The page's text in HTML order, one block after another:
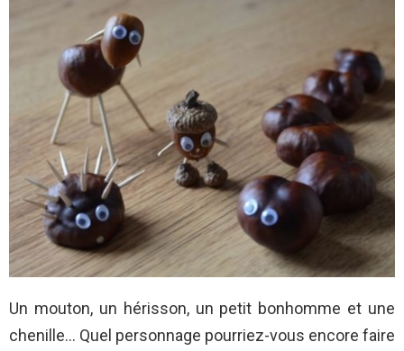
Un mouton, un hérisson, un petit bonhomme et une
chenille… Quel personnage pourriez-vous encore faire